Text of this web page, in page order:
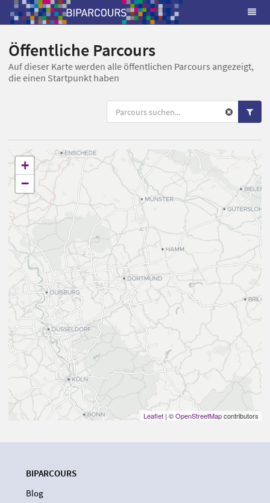
Öffentliche Parcours
Auf dieser Karte werden alle öffentlichen Parcours angezeigt,
die einen Startpunkt haben
+
−
Leaflet | ©OpenStreetMapcontributors
BIPARCOURS
Blog